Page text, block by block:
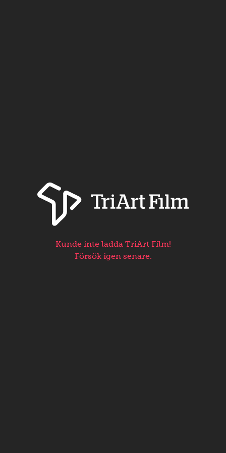
Kunde inte ladda TriArt Film!
Försök igen senare.